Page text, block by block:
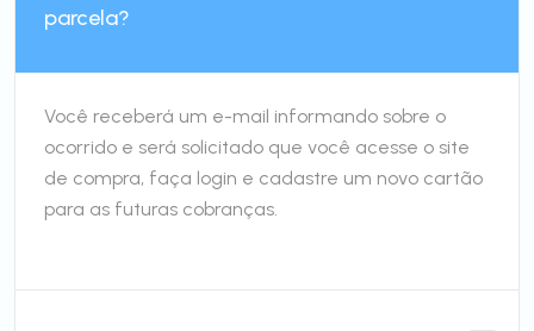
parcela?
Você receberá um e-mail informando sobre o
ocorrido e será solicitado que você acesse o site
de compra, faça login e cadastre um novo cartão
para as futuras cobranças.